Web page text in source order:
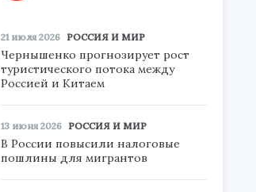
21 июля 2026 РОССИЯ И МИР
Чернышенко прогнозирует рост
туристического потока между
Россией и Китаем
13 июня 2026 РОССИЯ И МИР
В России повысили налоговые
пошлины для мигрантов